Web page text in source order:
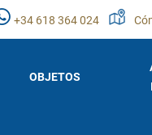
+34 618 364 024
OBJETOS